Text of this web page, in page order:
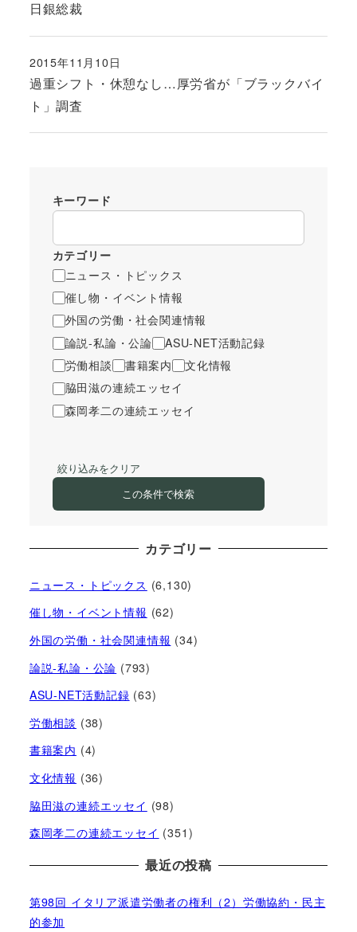
日銀総裁
過重シフト・休憩なし…厚労省が「ブラックバイ
ト」調査
投稿日
2015年11月10日
キーワード
カテゴリー
ニュース・トピックス
催し物・イベント情報
外国の労働・社会関連情報
論説-私論・公論
ASU-NET活動記録
労働相談
書籍案内
文化情報
脇田滋の連続エッセイ
森岡孝二の連続エッセイ
絞り込みをクリア
この条件で検索
カテゴリー
ニュース・トピックス (6,130)
催し物・イベント情報 (62)
外国の労働・社会関連情報 (34)
論説-私論・公論 (793)
ASU-NET活動記録 (63)
労働相談 (38)
書籍案内 (4)
文化情報 (36)
脇田滋の連続エッセイ (98)
森岡孝二の連続エッセイ (351)
最近の投稿
第98回 イタリア派遣労働者の権利（2）労働協約・民主
的参加